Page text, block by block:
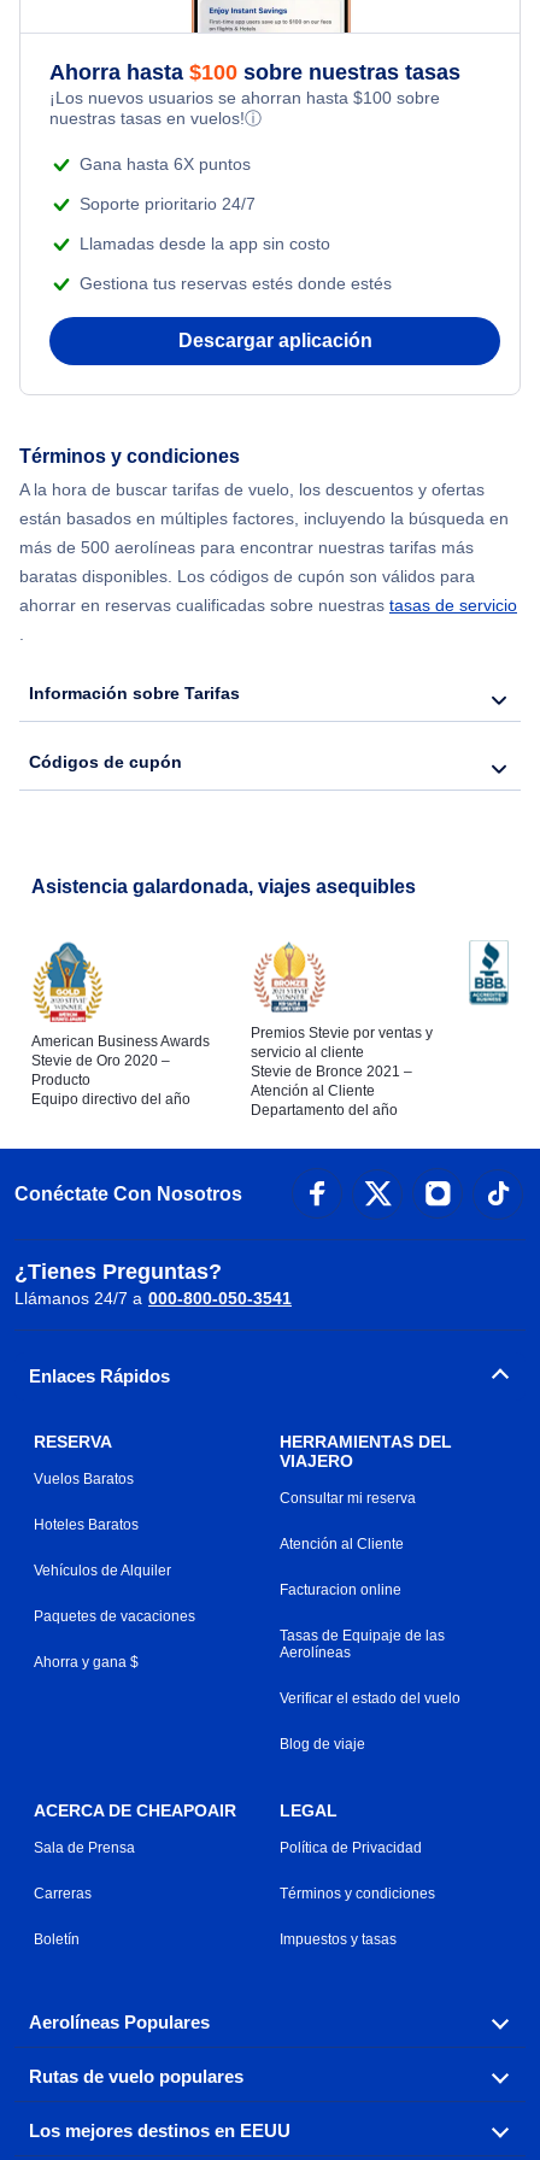
Ahorra hasta $100 sobre nuestras tasas
¡Los nuevos usuarios se ahorran hasta $100 sobre
nuestras tasas en vuelos!ⓘ
Gana hasta 6X puntos
Soporte prioritario 24/7
Llamadas desde la app sin costo
Gestiona tus reservas estés donde estés
Descargar aplicación
Términos y condiciones
A la hora de buscar tarifas de vuelo, los descuentos y ofertas
están basados en múltiples factores, incluyendo la búsqueda en
más de 500 aerolíneas para encontrar nuestras tarifas más
baratas disponibles. Los códigos de cupón son válidos para
ahorrar en reservas cualificadas sobre nuestras tasas de servicio
.
Información sobre Tarifas
Códigos de cupón
Asistencia galardonada, viajes asequibles
American Business Awards
Stevie de Oro 2020 –
Producto
Equipo directivo del año
Premios Stevie por ventas y
servicio al cliente
Stevie de Bronce 2021 –
Atención al Cliente
Departamento del año
Conéctate Con Nosotros
¿Tienes Preguntas?
Llámanos 24/7 a 000-800-050-3541
Enlaces Rápidos
RESERVA
Vuelos Baratos
Hoteles Baratos
Vehículos de Alquiler
Paquetes de vacaciones
Ahorra y gana $
HERRAMIENTAS DEL
VIAJERO
Consultar mi reserva
Atención al Cliente
Facturacion online
Tasas de Equipaje de las
Aerolíneas
Verificar el estado del vuelo
Blog de viaje
ACERCA DE CHEAPOAIR
Sala de Prensa
Carreras
Boletín
LEGAL
Política de Privacidad
Términos y condiciones
Impuestos y tasas
Aerolíneas Populares
Explora nuestras opciones de tarifas aéreas baratas por
aerolínea, con más de 500 opciones para elegir.
Aeromexico
Rutas de vuelo populares
Reserva una de nuestras rutas de vuelo más populares
Los mejores destinos en EEUU